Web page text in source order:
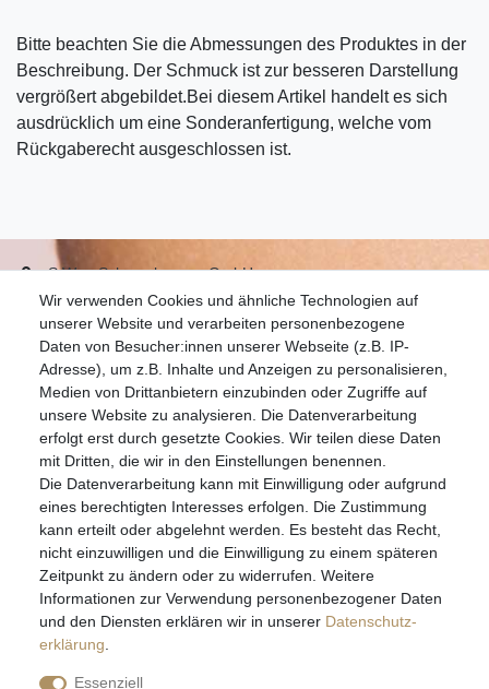
Bitte beachten Sie die Abmessungen des Produktes in der
Beschreibung. Der Schmuck ist zur besseren Darstellung
vergrößert abgebildet.Bei diesem Artikel handelt es sich
ausdrücklich um eine Sonderanfertigung, welche vom
Rückgaberecht ausgeschlossen ist.
Wir verwenden Cookies und ähnliche Technologien auf
unserer Website und verarbeiten personenbezogene
Daten von Besucher:innen unserer Webseite (z.B. IP-
Adresse), um z.B. Inhalte und Anzeigen zu personalisieren,
Medien von Drittanbietern einzubinden oder Zugriffe auf
unsere Website zu analysieren. Die Datenverarbeitung
erfolgt erst durch gesetzte Cookies. Wir teilen diese Daten
mit Dritten, die wir in den Einstellungen benennen.
Die Datenverarbeitung kann mit Einwilligung oder aufgrund
eines berechtigten Interesses erfolgen. Die Zustimmung
kann erteilt oder abgelehnt werden. Es besteht das Recht,
nicht einzuwilligen und die Einwilligung zu einem späteren
Zeitpunkt zu ändern oder zu widerrufen. Weitere
Informationen zur Verwendung personenbezogener Daten
und den Diensten erklären wir in unserer Daten­schutz­
erklärung
Essenziell
S.W.w. Schmuckwaren GmbH
07051-9608828
info@schmuckador.de
Montag bis Freitag 8.30 – 12.00 Uhr und 13.30 bis 17.30 Uhr
Widerrufs­recht Widerrufs­formular Impressum
Daten­schutz­erklärung AGB
E-MAIL **
Hiermit bestätige ich, dass ich die